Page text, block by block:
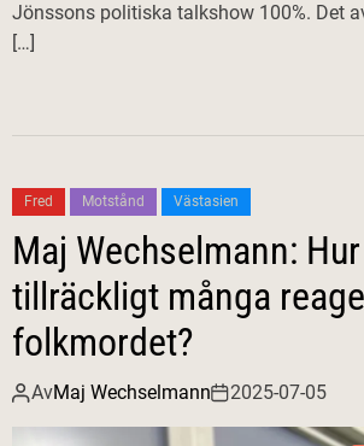
Jönssons politiska talkshow 100%. Det
[…]
Fred Motstånd Västasien
Maj Wechselmann:
tillräckligt många
folkmordet?
AvMaj Wechselmann 2025-07-05